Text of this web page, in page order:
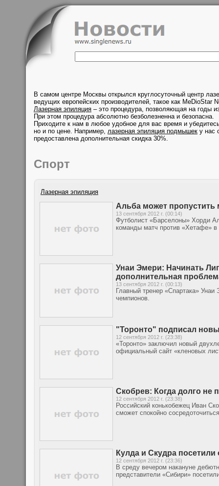
В самом центре Москвы открылся круглосуточный центр
ведущих европейских производителей, такое как MeDioStar
Лазерная эпиляция – это процедура, позволяющая на годы
При этом процедура абсолютно безболезненна и безопасна.
Приходите к нам в любое удобное для вас время и
но и по цене. Например, лазерная эпиляция подмышек у нас
предоставлена дополнительная скидка 30%.
Спорт
Лазерная эпиляция
Альба может
13 сентября 2012 г. (00:14)
Футболист «Барселоны» Хорди
команды матч против «Хетафе» в
Унаи Эмери: Начинать
дополнительная
13 сентября 2012 г. (00:13)
Главный тренер «Спартака»
чемпионов.
"Торонто" подписал
12 сентября 2012 г. (23:38)
«Торонто» заключил новый
официальный сайт «кленовых
Скобрев: Когда долго не
12 сентября 2012 г. (23:38)
Российский конькобежец Иван
сможет спокойно
Кулда и Скудра
12 сентября 2012 г. (23:36)
В среду вечером накануне
представители «Сибири»